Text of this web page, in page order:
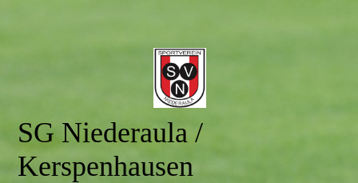
SG Niederaula /
Kerspenhausen